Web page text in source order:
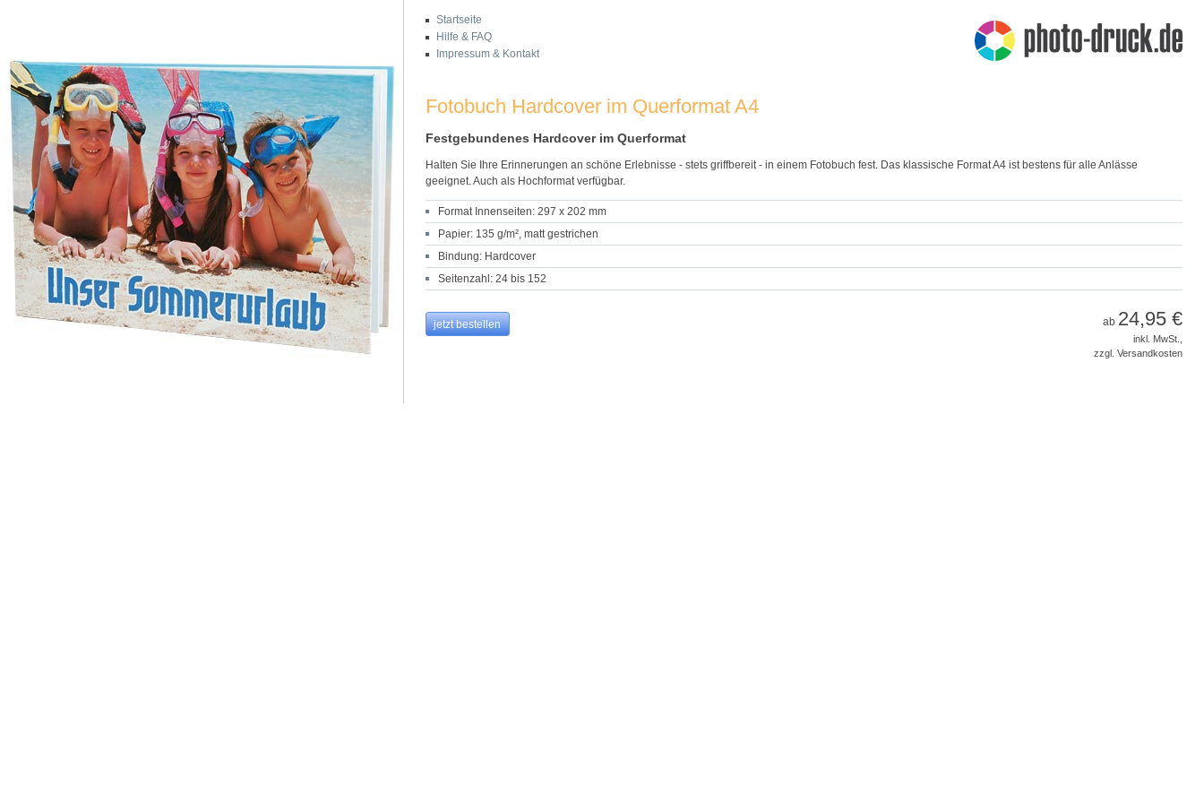
Startseite
Hilfe & FAQ
Impressum & Kontakt
Fotobuch Hardcover im Querformat A4
Festgebundenes Hardcover im Querformat
Halten Sie Ihre Erinnerungen an schöne Erlebnisse - stets griffbereit - in einem Fotobuch fest. Das klassische Format A4 ist bestens für alle Anlässe
geeignet. Auch als Hochformat verfügbar.
Format Innenseiten: 297 x 202 mm
Papier: 135 g/m², matt gestrichen
Bindung: Hardcover
Seitenzahl: 24 bis 152
jetzt bestellen ab 24,95 €
inkl. MwSt.,
zzgl. Versandkosten